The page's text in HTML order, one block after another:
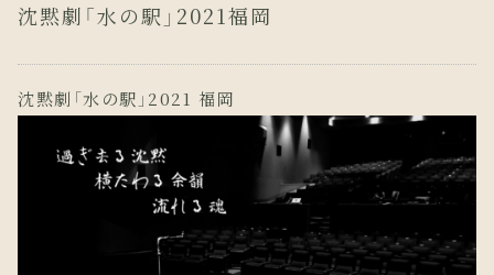
沈黙劇「水の駅」2021福岡
沈黙劇「水の駅」2021 福岡